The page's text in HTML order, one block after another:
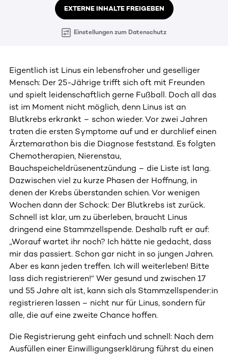
EXTERNE INHALTE FREIGEBEN
Einstellungen zum Datenschutz
Eigentlich ist Linus ein lebensfroher und geselliger
Mensch: Der 25-Jährige trifft sich oft mit Freunden
und spielt leidenschaftlich gerne Fußball. Doch all das
ist im Moment nicht möglich, denn Linus ist an
Blutkrebs erkrankt – schon wieder. Vor zwei Jahren
traten die ersten Symptome auf und er durchlief einen
Ärztemarathon bis die Diagnose feststand. Es folgten
Chemotherapien, Nierenstau,
Bauchspeicheldrüsenentzündung – die Liste ist lang.
Dazwischen viel zu kurze Phasen der Hoffnung, in
denen der Krebs überstanden schien. Vor wenigen
Wochen dann der Schock: Der Blutkrebs ist zurück.
Schnell ist klar, um zu überleben, braucht Linus
dringend eine Stammzellspende. Deshalb ruft er auf:
„Worauf wartet ihr noch? Ich hätte nie gedacht, dass
mir das passiert. Schon gar nicht in so jungen Jahren.
Aber es kann jeden treffen. Ich will weiterleben! Bitte
lass dich registrieren!“ Wer gesund und zwischen 17
und 55 Jahre alt ist, kann sich als Stammzellspender:in
registrieren lassen – nicht nur für Linus, sondern für
alle, die auf eine zweite Chance hoffen.
Die Registrierung geht einfach und schnell: Nach dem
Ausfüllen einer Einwilligungserklärung führst du einen